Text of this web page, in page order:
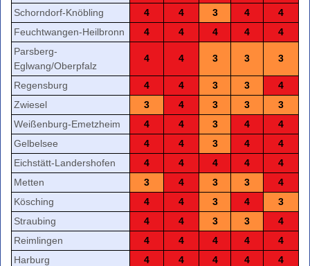
Schorndorf-Knöbling
4 4 3 4
4
Feuchtwangen-Heilbronn
4 4 4 4
4
Parsberg-
Eglwang/Oberpfalz
4 4 3 3 3
Regensburg 4 4 3 3
4
Zwiesel
3 4 3 3
3
Weißenburg-Emetzheim
4 4 3 4
4
Gelbelsee
4 4 3 4
4
Eichstätt-Landershofen
4 4 4 4
4
Metten
3 4 3 3
4
Kösching
4 4 3 4
3
Straubing
4 4 3 3
4
Reimlingen
4 4 4 4
4
Harburg
4 4 4 4
4